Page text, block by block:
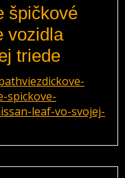
špičkové
vozidla
triede
spickove-
leaf-vo-svojej-